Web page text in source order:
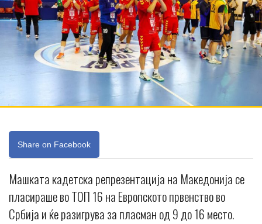
Share on Facebook
Mашката кадетска репрезентација на Македонија се
пласираше во ТОП 16 на Европското првенство во
Србија и ќе разигрува за пласман од 9 до 16 место.